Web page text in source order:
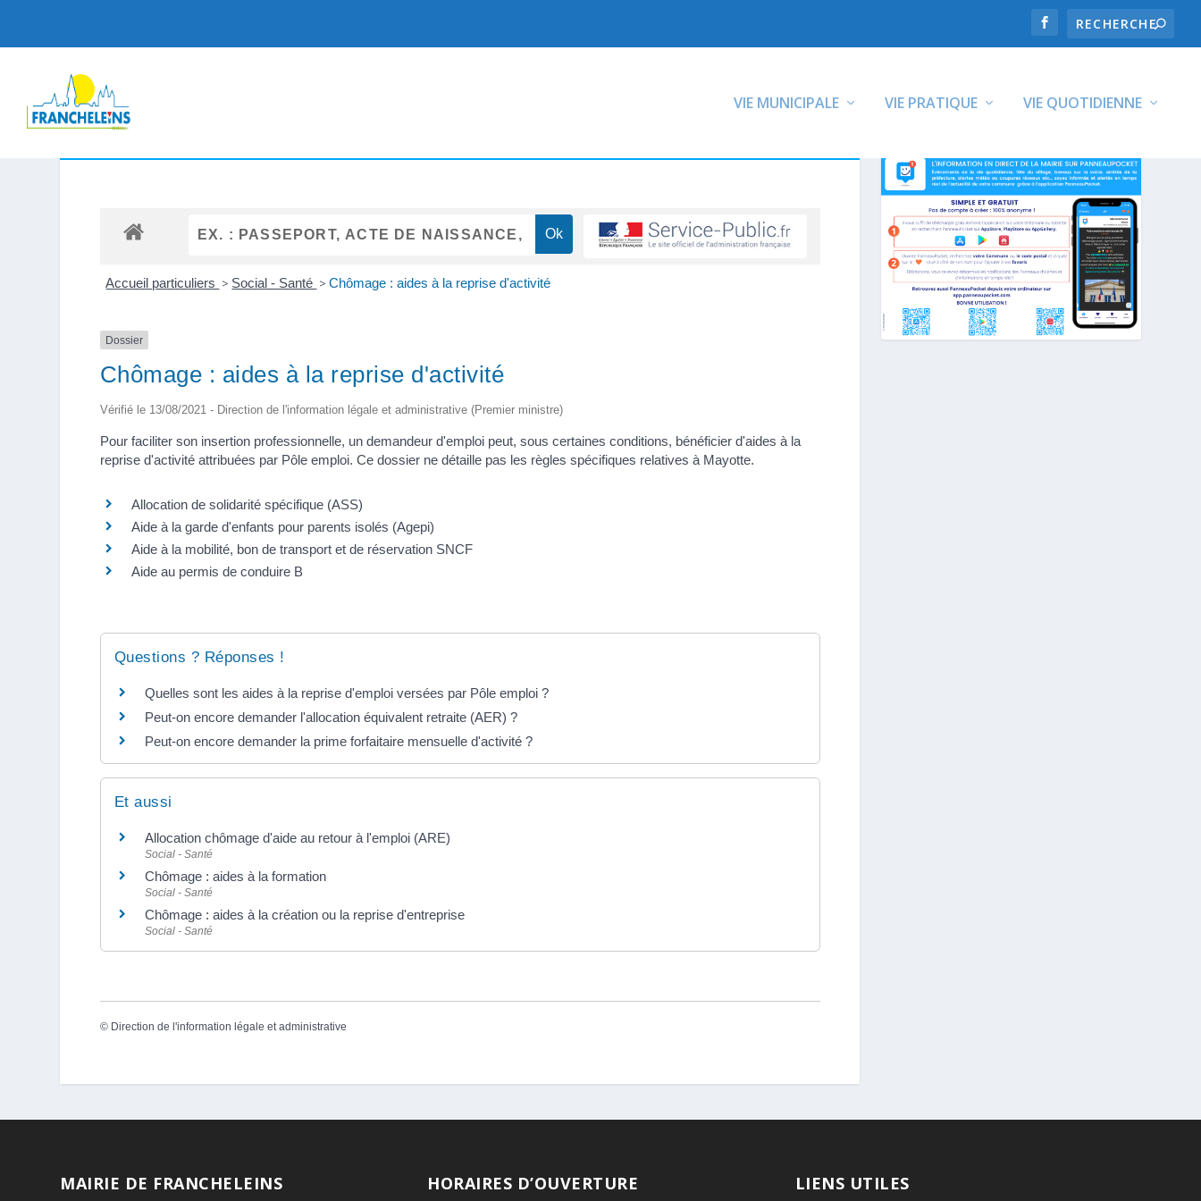
VIE MUNICIPALE VIE PRATIQUE VIE QUOTIDIENNE
Accueil particuliers > Social - Santé > Chômage : aides à la reprise d'activité
Dossier
Chômage : aides à la reprise d'activité
Vérifié le 13/08/2021 - Direction de l'information légale et administrative (Premier ministre)
Pour faciliter son insertion professionnelle, un demandeur d'emploi peut, sous certaines conditions, bénéficier d'aides à la
reprise d'activité attribuées par Pôle emploi. Ce dossier ne détaille pas les règles spécifiques relatives à Mayotte.
Allocation de solidarité spécifique (ASS)
Aide à la garde d'enfants pour parents isolés (Agepi)
Aide à la mobilité, bon de transport et de réservation SNCF
Aide au permis de conduire B
Questions ? Réponses !
Quelles sont les aides à la reprise d'emploi versées par Pôle emploi ?
Peut-on encore demander l'allocation équivalent retraite (AER) ?
Peut-on encore demander la prime forfaitaire mensuelle d'activité ?
Et aussi
Allocation chômage d'aide au retour à l'emploi (ARE)
Social - Santé
Chômage : aides à la formation
Social - Santé
Chômage : aides à la création ou la reprise d'entreprise
Social - Santé
© Direction de l'information légale et administrative
MAIRIE DE FRANCHELEINS HORAIRES D’OUVERTURE LIENS UTILES